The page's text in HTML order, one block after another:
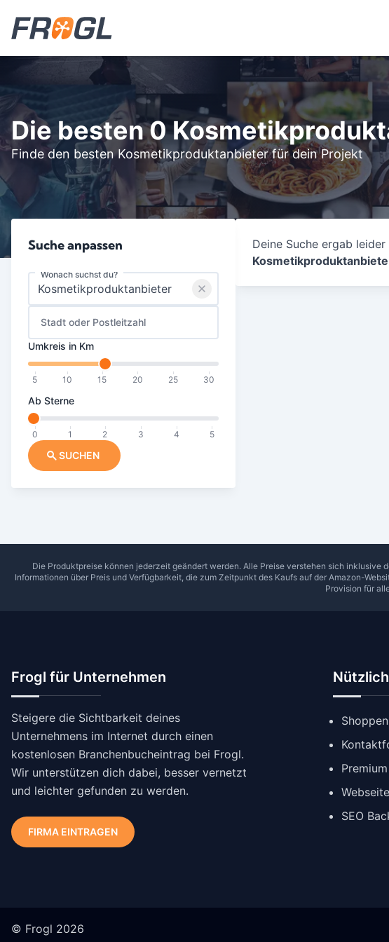
Die besten 0
Finde den besten Kosmetikproduktanbieter für dein Projekt
Suche anpassen
Wonach suchst du?
Stadt oder Postleitzahl
Umkreis in Km
5 10 15 20 25 30
Ab Sterne
0 1 2 3 4 5
SUCHEN
Deine Suche ergab
Die Produktpreise können jederzeit geändert werden. Alle Preise verstehen sich
Informationen über Preis und Verfügbarkeit, die zum Zeitpunkt des Kaufs auf der Amazon-
Provision für
Frogl für Unternehmen
Steigere die Sichtbarkeit deines
Unternehmens im Internet durch einen
kostenlosen Branchenbucheintrag bei Frogl.
Wir unterstützen dich dabei, besser vernetzt
und leichter gefunden zu werden.
FIRMA EINTRAGEN
© Frogl 2026